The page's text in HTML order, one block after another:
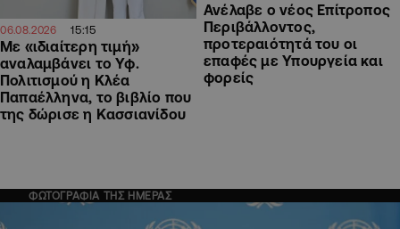
06.08.2026 15:15
Με «ιδιαίτερη τιμή»
αναλαμβάνει το Υφ.
Πολιτισμού η Κλέα
Παπαέλληνα, το βιβλίο που
της δώρισε η Κασσιανίδου
Ανέλαβε ο νέος Επίτροπος
Περιβάλλοντος,
προτεραιότητά του οι
επαφές με Υπουργεία και
φορείς
ΦΩΤΟΓΡΑΦΙΑ ΤΗΣ ΗΜΕΡΑΣ